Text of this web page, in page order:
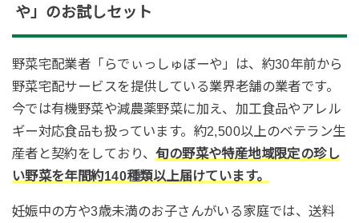
や」のお試しセット
野菜宅配業者「らでぃっしゅぼーや」は、約30年前から
野菜宅配サービスを提供している業界老舗の業者です。
今では有機野菜や減農薬野菜に加え、加工食品やアレル
ギー対応食品も扱っています。約2,500以上のベテラン生
産者と契約をしており、旬の野菜や特産地域限定の珍し
い野菜を年間約140種類以上届けています。
妊娠中の方や3歳未満のお子さんがいる家庭では、送料